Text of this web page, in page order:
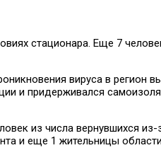
стационара. Еще 7
вируса в регион
и придерживался
из числа вернувшихся
и еще 1 жительницы